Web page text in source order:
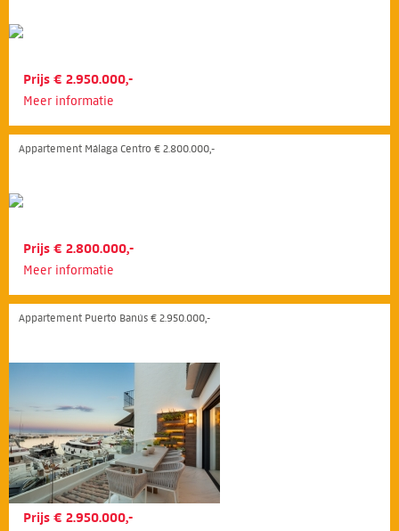
Prijs € 2.950.000,-
Meer informatie
Appartement Málaga Centro € 2.800.000,-
Prijs € 2.800.000,-
Meer informatie
Appartement Puerto Banús € 2.950.000,-
Prijs € 2.950.000,-